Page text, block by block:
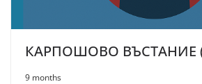
КАРПОШОВО ВЪСТАНИЕ
9 months